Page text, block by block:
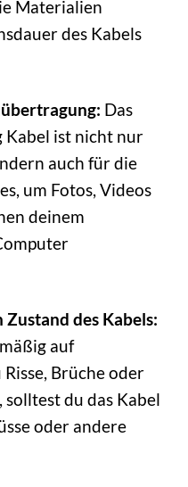
Materialien
des Kabels
Das
Kabel ist nicht nur
auch für die
um Fotos, Videos
deinem
des Kabels:
auf
Brüche oder
du das Kabel
oder andere